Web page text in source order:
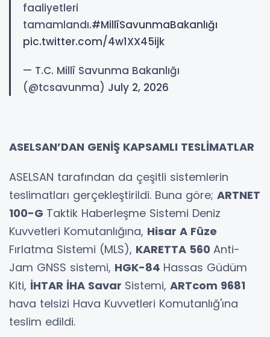
faaliyetleri
tamamlandı.#MillîSavunmaBakanlığı
pic.twitter.com/4w1XX45ijk
— T.C. Millî Savunma Bakanlığı
(@tcsavunma) July 2, 2026
ASELSAN’DAN GENİŞ KAPSAMLI TESLİMATLAR
ASELSAN tarafından da çeşitli sistemlerin
teslimatları gerçekleştirildi. Buna göre; ARTNET
100-G Taktik Haberleşme Sistemi Deniz
Kuvvetleri Komutanlığına, Hisar A Füze
Fırlatma Sistemi (MLS), KARETTA 560 Anti-
Jam GNSS sistemi, HGK-84 Hassas Güdüm
Kiti, İHTAR İHA Savar Sistemi, ARTcom 9681
hava telsizi Hava Kuvvetleri Komutanlığ'ına
teslim edildi.